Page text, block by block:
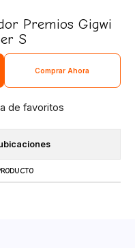
Premios Gigwi
S
Comprar Ahora
de favoritos